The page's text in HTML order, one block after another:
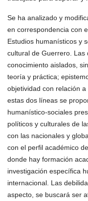
Se ha analizado y
en correspondencia con
Estudios humanísticos y
cultural de Guerrero.
conocimiento aislados,
teoría y práctica;
objetividad con relación
estas dos líneas se
humanístico-sociales
políticos y culturales de
con las nacionales y
con el perfil académico
donde hay formación
investigación específica
internacional. Las
aspecto, se buscará ser